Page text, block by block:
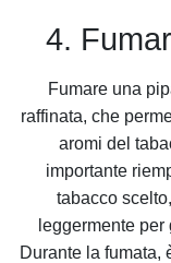
4.
Fumare una
raffinata, che
aromi del
importante
tabacco
leggermente
Durante la fumata,